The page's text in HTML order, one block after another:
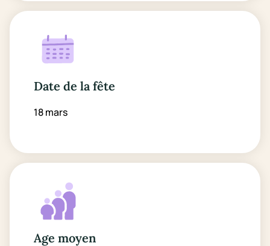
Date de la fête
18 mars
Age moyen